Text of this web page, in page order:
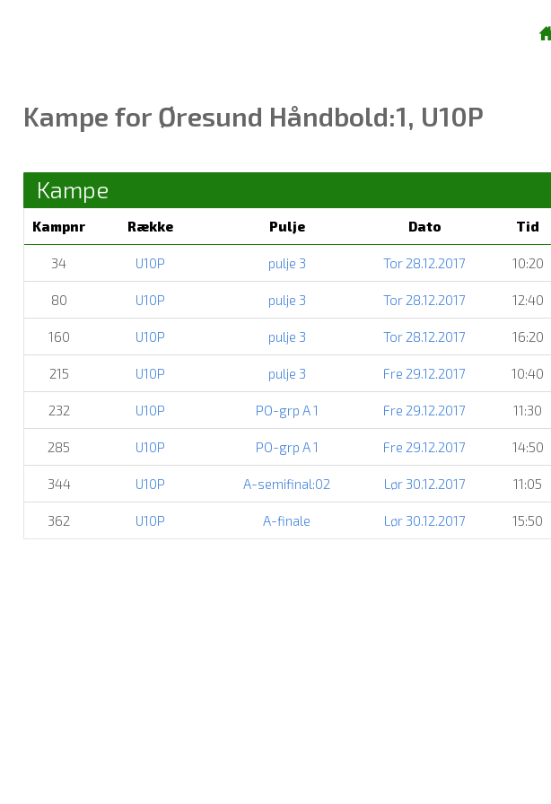
Kampe for Øresund Håndbold:1, U10P
Kampe
Kampnr Række Pulje Dato Tid
34 U10P pulje 3 Tor 28.12.2017 10:20
80 U10P pulje 3 Tor 28.12.2017 12:40
160 U10P pulje 3 Tor 28.12.2017 16:20
215 U10P pulje 3 Fre 29.12.2017 10:40
232 U10P PO-grp A 1 Fre 29.12.2017 11:30
285 U10P PO-grp A 1 Fre 29.12.2017 14:50
344 U10P A-semifinal:02 Lør 30.12.2017 11:05
362 U10P A-finale Lør 30.12.2017 15:50